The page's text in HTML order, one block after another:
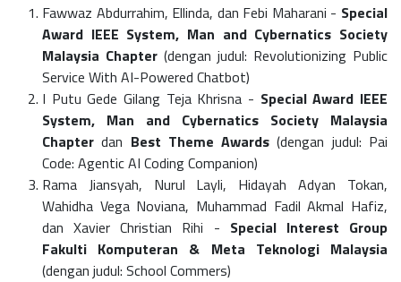
Fawwaz Abdurrahim, Ellinda, dan Febi Maharani - Special
Award IEEE System, Man and Cybernatics Society
Malaysia Chapter (dengan judul: Revolutionizing Public
Service With AI-Powered Chatbot)
I Putu Gede Gilang Teja Khrisna - Special Award IEEE
System, Man and Cybernatics Society Malaysia
Chapterdan Best Theme Awards (dengan judul: Pai
Code: Agentic AI Coding Companion)
Rama Jiansyah, Nurul Layli, Hidayah Adyan Tokan,
Wahidha Vega Noviana, Muhammad Fadil Akmal Hafiz,
dan Xavier Christian Rihi - Special Interest Group
Fakulti Komputeran & Meta Teknologi Malaysia
(dengan judul: School Commers)